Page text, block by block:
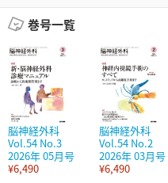
巻号一覧
脳神経外科
Vol.54 No.3
2026年 05月号
¥6,490
脳神経外科
Vol.54 No.2
2026年 03月号
¥6,490